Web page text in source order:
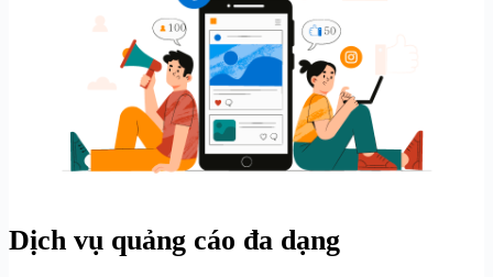
Dịch vụ quảng cáo đa dạng